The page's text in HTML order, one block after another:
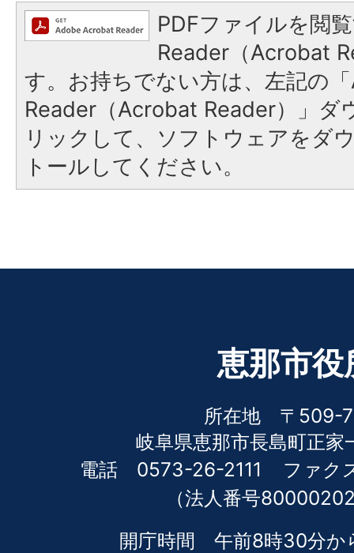
PDFファイルを閲
Reader（Acrobat
す。お持ちでない方は、左記の
Reader（Acrobat Reader）」ダ
リックして、ソフトウェアをダ
トールしてください。
恵那市役
所在地 〒509-
岐阜県恵那市長島町正家
電話 0573-26-2111
ファ
（法人番号
開庁時間 午前8時30分か